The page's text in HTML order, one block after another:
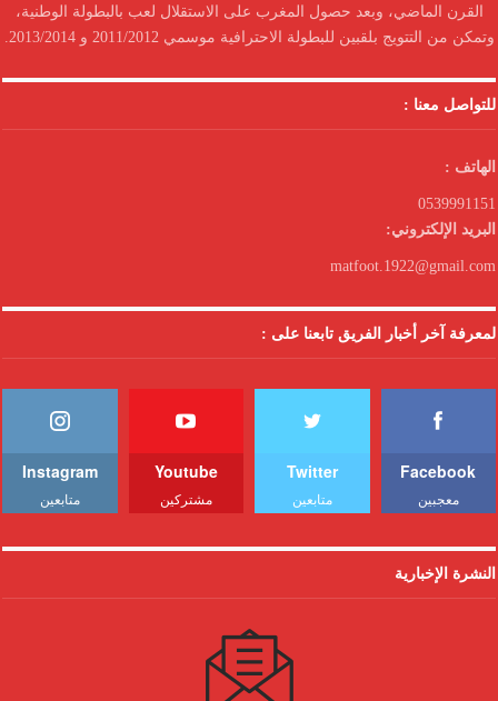
القرن الماضي، وبعد حصول المغرب على الاستقلال لعب بالبطولة الوطنية،
وتمكن من التتويج بلقبين للبطولة الاحترافية موسمي 2011/2012 و 2013/2014.
للتواصل معنا :
الهاتف :
0539991151
البريد الإلكتروني:
matfoot.1922@gmail.com
لمعرفة آخر أخبار الفريق تابعنا على :
Facebook
معجبين
Twitter
متابعين
Youtube
مشتركين
Instagram
متابعين
النشرة الإخبارية